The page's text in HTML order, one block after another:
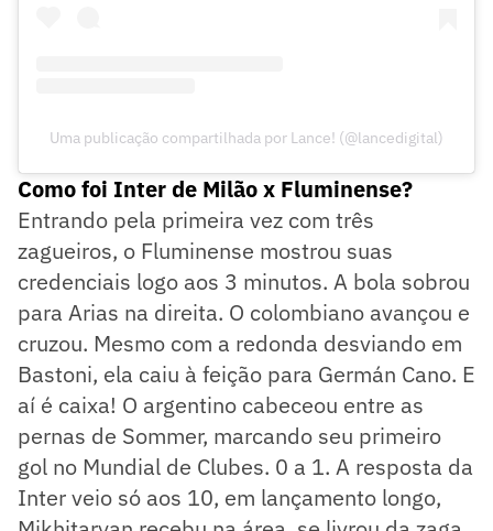
Uma publicação compartilhada por Lance! (@lancedigital)
Como foi Inter de Milão x Fluminense?
Entrando pela primeira vez com três
zagueiros, o Fluminense mostrou suas
credenciais logo aos 3 minutos. A bola sobrou
para Arias na direita. O colombiano avançou e
cruzou. Mesmo com a redonda desviando em
Bastoni, ela caiu à feição para Germán Cano. E
aí é caixa! O argentino cabeceou entre as
pernas de Sommer, marcando seu primeiro
gol no Mundial de Clubes. 0 a 1. A resposta da
Inter veio só aos 10, em lançamento longo,